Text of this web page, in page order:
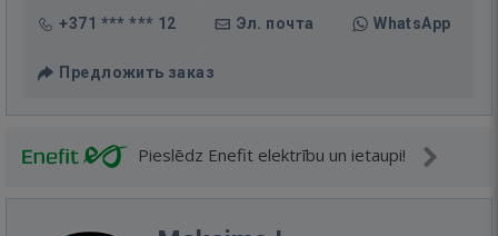
+371 *** *** 12 Эл. почта WhatsApp
Предложить заказ
Pieslēdz Enefit elektrību un ietaupi!